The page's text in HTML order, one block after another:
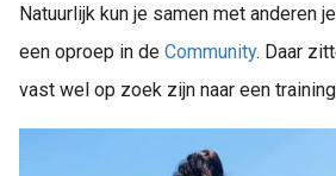
Natuurlijk kun je samen met anderen
een oproep in de Community. Daar
vast wel op zoek zijn naar een